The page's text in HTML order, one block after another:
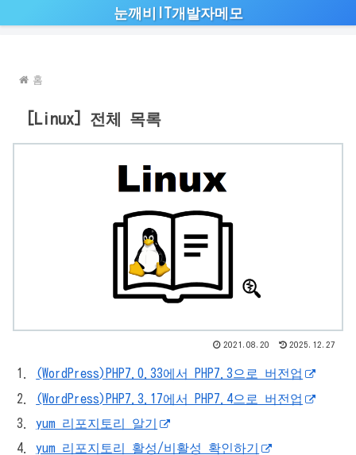
눈깨비IT개발자메모
홈
[Linux] 전체 목록
2021.08.20 2025.12.27
(WordPress)PHP7.0.33에서 PHP7.3으로 버전업
(WordPress)PHP7.3.17에서 PHP7.4으로 버전업
yum 리포지토리 알기
yum 리포지토리 활성/비활성 확인하기